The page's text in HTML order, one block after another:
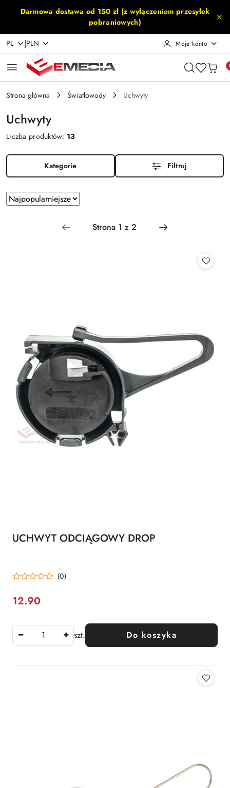
Przejdź do treści głównej
Przejdź do wyszukiwarki
Przejdź do moje konto
Przejdź do menu głównego
Przejdź do stopki
Darmowa dostawa od 150 zł (z wyłączeniem przesyłek
pobraniowych)
PL |PLN Moje konto
Strona główna Światłowody Uchwyty
Uchwyty
Liczba produktów: 13
Kategorie Filtruj
Zastosowano
sortowanie:
Najpopularniejsze.
Sortuj
według
UCHWYT ODCIĄGOWY DROP
(0)
Cena:
12.90
szt. Do koszyka